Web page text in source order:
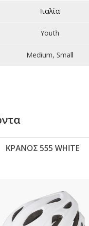
Ιταλία
Youth
Medium, Small
ΚΡΑΝΟΣ 555 WΗΙΤΕ